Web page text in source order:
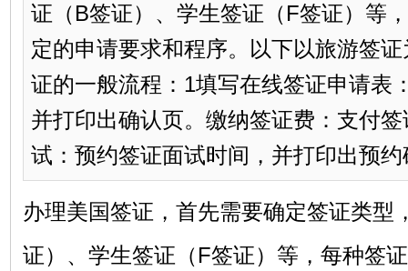
证（B签证）、学生签证（F签证）等
定的申请要求和程序。以下以旅游签
证的一般流程：‌1‌填写在线签证申请表‌
并打印出确认页。‌缴纳签证费‌：支付
试‌：预约签证面试时间，并打印出预
办理美国签证，首先需要确定签证类型
证）、学生签证（F签证）等，每种签